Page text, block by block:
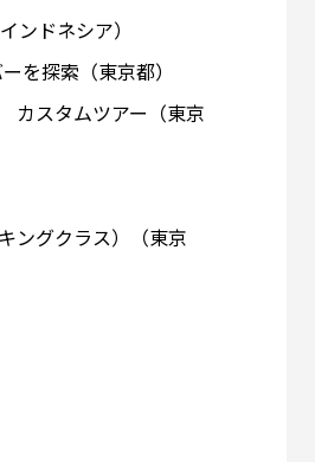
ンドネシア）
を探索（東京都）
カスタムツアー（東京
ングクラス）（東京